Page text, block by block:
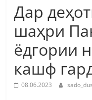
Дар
шаҳри
ёдгории
кашф
08.06.2023